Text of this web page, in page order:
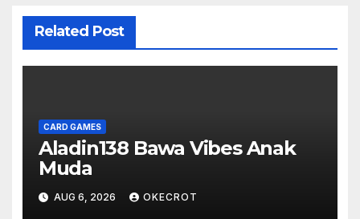
Related Post
CARD GAMES
Aladin138 Bawa Vibes Anak
Muda
AUG 6, 2026 OKECROT